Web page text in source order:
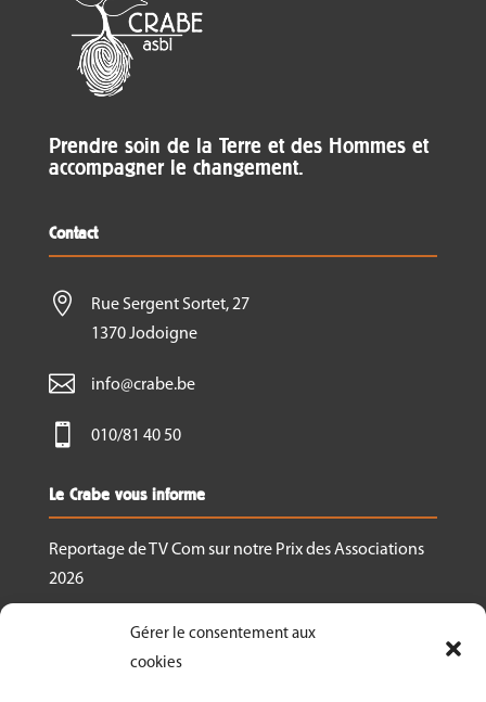
Gérer le consentement aux
cookies
Prendre soin de la Terre et des Hommes et
accompagner le changement.
Contact

Rue Sergent Sortet, 27
1370 Jodoigne
 info@crabe.be
 010/81 40 50
Le Crabe vous informe
Reportage de TV Com sur notre Prix des Associations
2026